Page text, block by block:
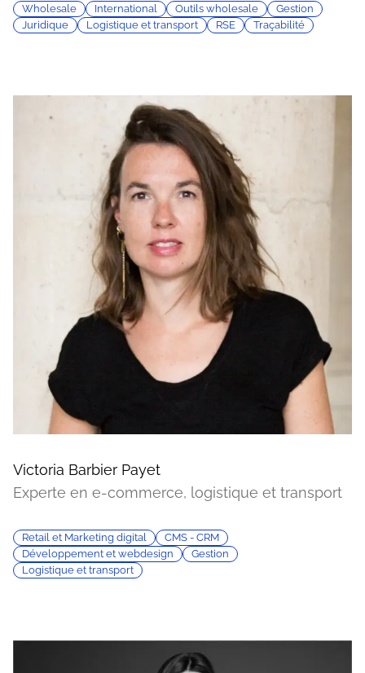
Wholesale International Outils wholesale
Gestion
Juridique
Logistique et transport RSE Traçabilité
Victoria Barbier Payet
Experte en e-commerce, logistique et transport
Retail et Marketing digital
CMS - CRM
Développement et webdesign
Gestion
Logistique et transport